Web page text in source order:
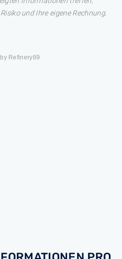
und Ihre eigene Rechnung.
Refinery89